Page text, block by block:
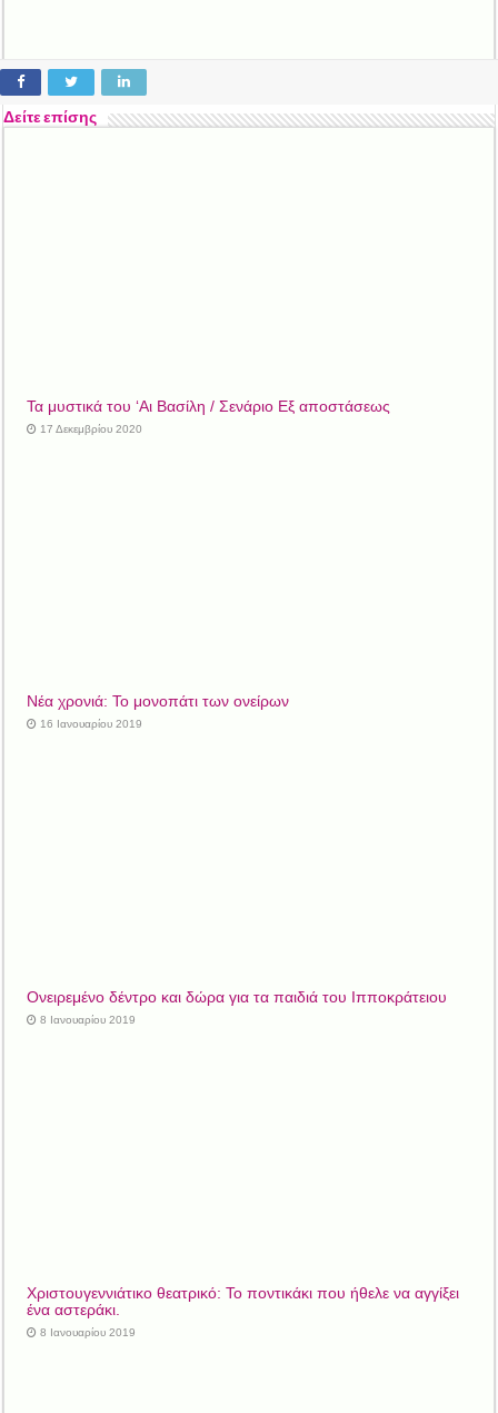
Δείτε επίσης
Τα μυστικά του ‘Αι Βασίλη / Σενάριο Εξ αποστάσεως
17 Δεκεμβρίου 2020
Νέα χρονιά: Το μονοπάτι των ονείρων
16 Ιανουαρίου 2019
Ονειρεμένο δέντρο και δώρα για τα παιδιά του Ιπποκράτειου
8 Ιανουαρίου 2019
Χριστουγεννιάτικο θεατρικό: Το ποντικάκι που ήθελε να αγγίξει
ένα αστεράκι.
8 Ιανουαρίου 2019